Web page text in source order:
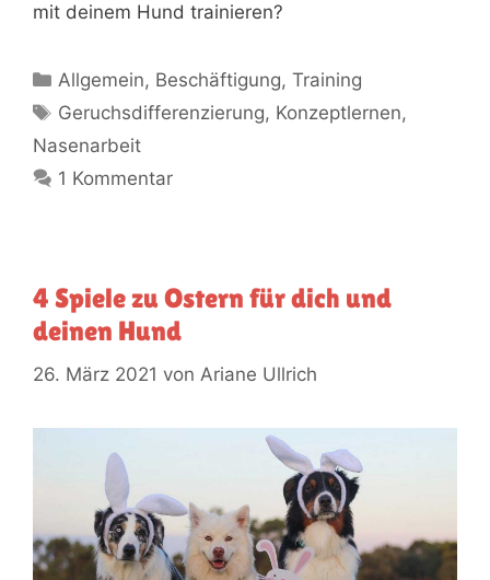
mit deinem Hund trainieren?
Allgemein, Beschäftigung,Training
Geruchsdifferenzierung, Konzeptlernen,
Nasenarbeit
1 Kommentar
4 Spiele zu Ostern für dich und
deinen Hund
26. März 2021 von Ariane Ullrich